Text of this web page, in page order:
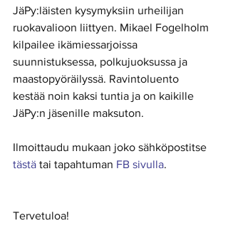
JäPy:läisten kysymyksiin urheilijan
ruokavalioon liittyen. Mikael Fogelholm
kilpailee ikämiessarjoissa
suunnistuksessa, polkujuoksussa ja
maastopyöräilyssä. Ravintoluento
kestää noin kaksi tuntia ja on kaikille
JäPy:n jäsenille maksuton.
Ilmoittaudu mukaan joko sähköpostitse
tästä tai tapahtuman FB sivulla.
Tervetuloa!